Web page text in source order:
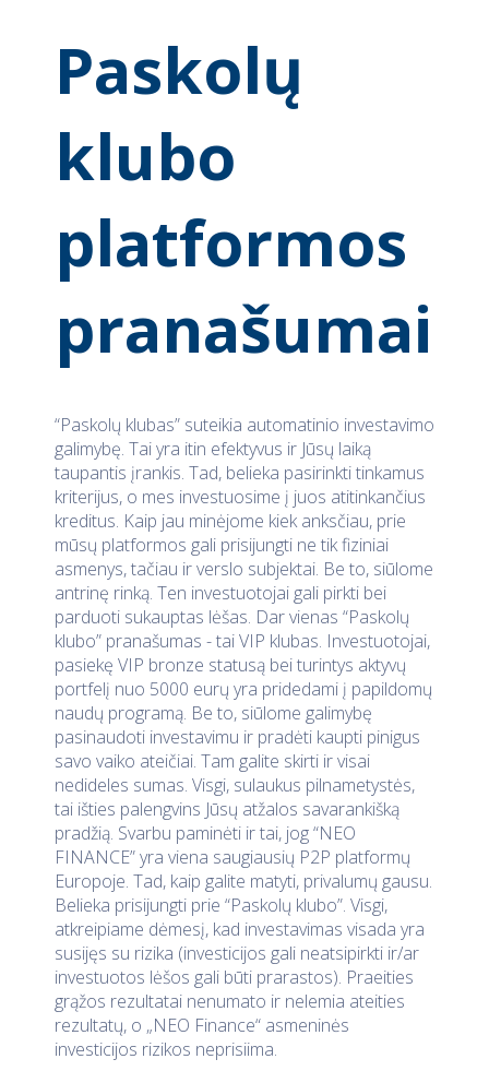
Paskolų
klubo
platformos
pranašumai
“Paskolų klubas” suteikia automatinio investavimo
galimybę. Tai yra itin efektyvus ir Jūsų laiką
taupantis įrankis. Tad, belieka pasirinkti tinkamus
kriterijus, o mes investuosime į juos atitinkančius
kreditus. Kaip jau minėjome kiek anksčiau, prie
mūsų platformos gali prisijungti ne tik fiziniai
asmenys, tačiau ir verslo subjektai. Be to, siūlome
antrinę rinką. Ten investuotojai gali pirkti bei
parduoti sukauptas lėšas. Dar vienas “Paskolų
klubo” pranašumas - tai VIP klubas. Investuotojai,
pasiekę VIP bronze statusą bei turintys aktyvų
portfelį nuo 5000 eurų yra pridedami į papildomų
naudų programą. Be to, siūlome galimybę
pasinaudoti investavimu ir pradėti kaupti pinigus
savo vaiko ateičiai. Tam galite skirti ir visai
nedideles sumas. Visgi, sulaukus pilnametystės,
tai išties palengvins Jūsų atžalos savarankišką
pradžią. Svarbu paminėti ir tai, jog “NEO
FINANCE” yra viena saugiausių P2P platformų
Europoje. Tad, kaip galite matyti, privalumų gausu.
Belieka prisijungti prie “Paskolų klubo”. Visgi,
atkreipiame dėmesį, kad investavimas visada yra
susijęs su rizika (investicijos gali neatsipirkti ir/ar
investuotos lėšos gali būti prarastos). Praeities
grąžos rezultatai nenumato ir nelemia ateities
rezultatų, o „NEO Finance“ asmeninės
investicijos rizikos neprisiima.